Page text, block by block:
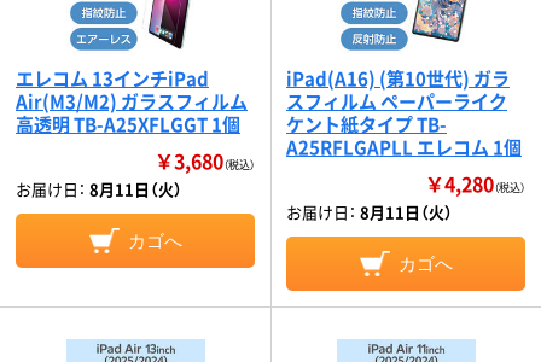
エレコム 13インチiPad
Air(M3/M2) ガラスフィルム
高透明 TB-A25XFLGGT 1個
￥3,680（税込）
お届け日： 8月11日（火）
カゴへ
iPad(A16) (第10世代) ガラ
スフィルム ペーパーライク
ケント紙タイプ TB-
A25RFLGAPLL エレコム 1個
￥4,280（税込）
お届け日： 8月11日（火）
カゴへ